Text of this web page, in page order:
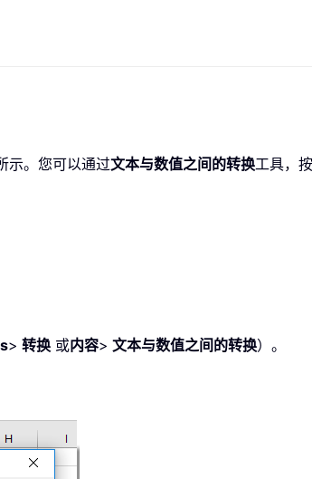
示。您可以通过文本与数值之间的转换工具，
> 转换 或内容> 文本与数值之间的转换）。